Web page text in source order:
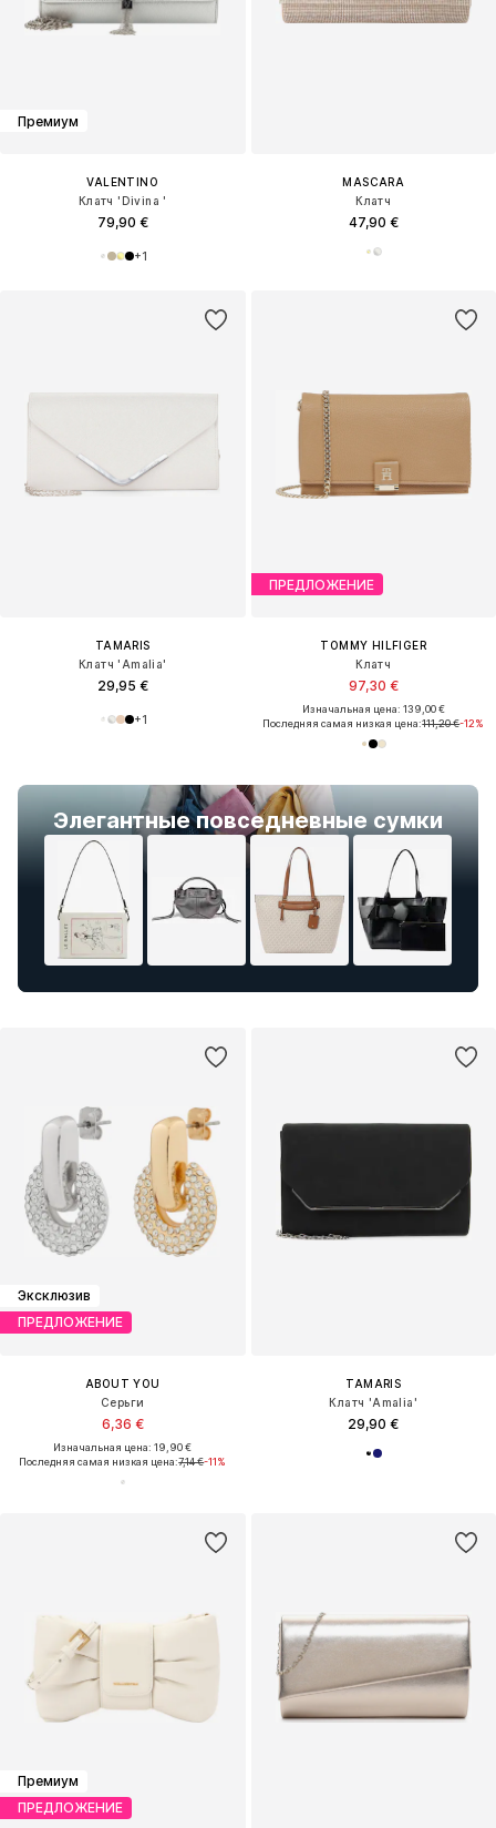
Премиум
VALENTINO
Клатч 'Divina '
79,90 €
+1
MASCARA
Клатч
47,90 €
TAMARIS
Клатч 'Amalia'
29,95 €
+1
Элегантные повседневные сумки
ПРЕДЛОЖЕНИЕ
TOMMY HILFIGER
Клатч
97,30 €
Изначальная цена: 139,00 €
Последняя самая низкая цена:111,20 €-12%
Эксклюзив
ПРЕДЛОЖЕНИЕ
ABOUT YOU
Серьги
6,36 €
Изначальная цена: 19,90 €
Последняя самая низкая цена:7,14 €-11%
TAMARIS
Клатч 'Amalia'
29,90 €
Премиум
ПРЕДЛОЖЕНИЕ